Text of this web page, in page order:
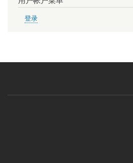
登录